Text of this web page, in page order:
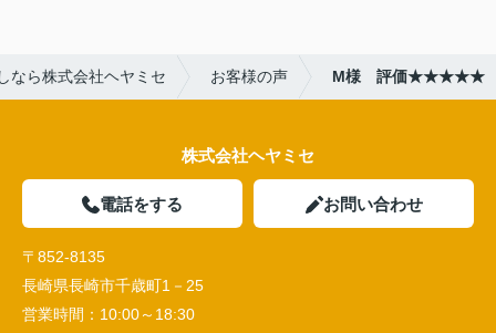
なら株式会社ヘヤミセ お客様の声 M様 評価★★★★★
株式会社ヘヤミセ
電話をする お問い合わせ
〒852-8135
長崎県長崎市千歳町1－25
営業時間： 10:00～18:30